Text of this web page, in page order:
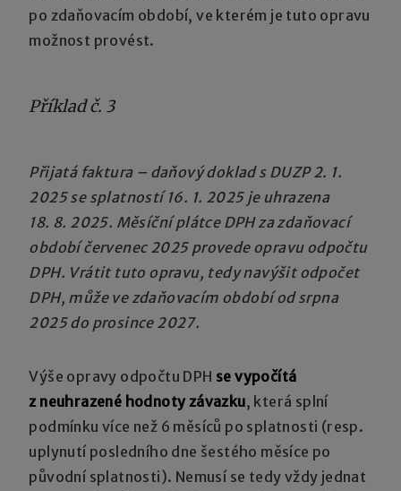
po zdaňovacím období, ve kterém je tuto opravu
možnost provést.
Příklad č. 3
Přijatá faktura – daňový doklad s DUZP 2. 1.
2025 se splatností 16. 1. 2025 je uhrazena
18. 8. 2025. Měsíční plátce DPH za zdaňovací
období červenec 2025 provede opravu odpočtu
DPH. Vrátit tuto opravu, tedy navýšit odpočet
DPH, může ve zdaňovacím období od srpna
2025 do prosince 2027.
Výše opravy odpočtu DPH se vypočítá
z neuhrazené hodnoty závazku, která splní
podmínku více než 6 měsíců po splatnosti (resp.
uplynutí posledního dne šestého měsíce po
původní splatnosti). Nemusí se tedy vždy jednat